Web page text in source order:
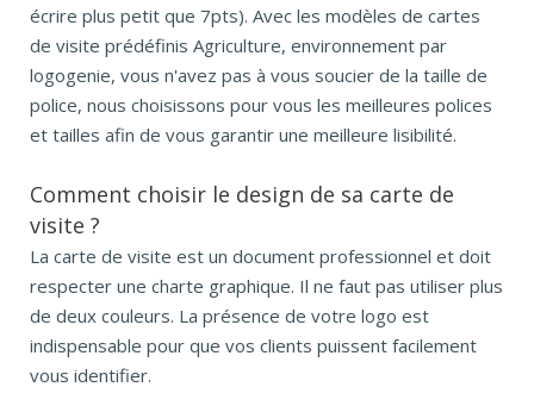
écrire plus petit que 7pts). Avec les modèles de cartes
de visite prédéfinis Agriculture, environnement par
logogenie, vous n'avez pas à vous soucier de la taille de
police, nous choisissons pour vous les meilleures polices
et tailles afin de vous garantir une meilleure lisibilité.
Comment choisir le design de sa carte de
visite ?
La carte de visite est un document professionnel et doit
respecter une charte graphique. Il ne faut pas utiliser plus
de deux couleurs. La présence de votre logo est
indispensable pour que vos clients puissent facilement
vous identifier.